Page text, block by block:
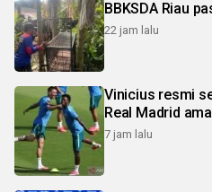
BBKSDA Riau
22 jam lalu
Vinicius resmi
Real Madrid
7 jam lalu